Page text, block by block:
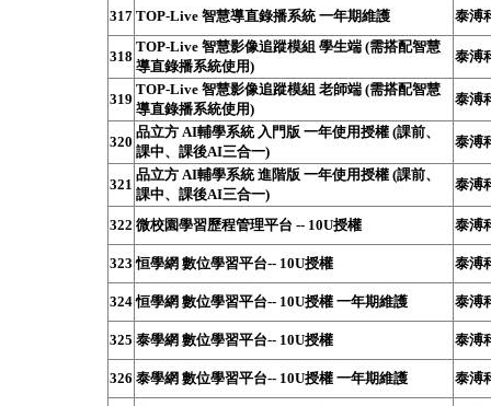
317 TOP-Live 智慧導直錄播系統 一年期維護 泰溥
318
TOP-Live 智慧影像追蹤模組 學生端 (需搭配智慧
導直錄播系統使用)
泰溥
319
TOP-Live 智慧影像追蹤模組 老師端 (需搭配智慧
導直錄播系統使用)
泰溥
320
品立方 AI輔學系統 入門版 一年使用授權 (課前、
課中、課後AI三合一)
泰溥
321
品立方 AI輔學系統 進階版 一年使用授權 (課前、
課中、課後AI三合一)
泰溥
322 微校園學習歷程管理平台 -- 10U授權 泰溥
323 恒學網 數位學習平台-- 10U授權 泰溥
324 恒學網 數位學習平台-- 10U授權 一年期維護 泰溥
325 泰學網 數位學習平台-- 10U授權 泰溥
326 泰學網 數位學習平台-- 10U授權 一年期維護 泰溥